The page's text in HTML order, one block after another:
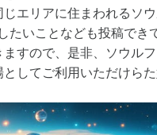
エリアに住まわれるソ
たいことなども投稿でき
すので、是非、ソウル
してご利用いただけら